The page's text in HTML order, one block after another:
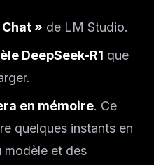
» de LM Studio.
DeepSeek-R1 que
en mémoire. Ce
quelques instants en
modèle et des